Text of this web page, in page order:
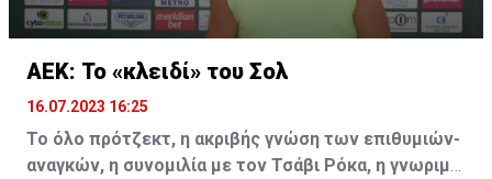
ΑΕΚ: Το «κλειδί» του Σολ
16.07.2023 16:25
Το όλο πρότζεκτ, η ακριβής γνώση των επιθυμιών-
αναγκών, η συνομιλία με τον Τσάβι Ρόκα, η γνωριμία